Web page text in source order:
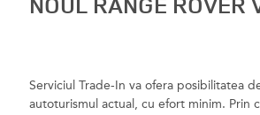
Serviciul Trade-In va ofera posibilitatea
autoturismul actual, cu efort minim. Prin